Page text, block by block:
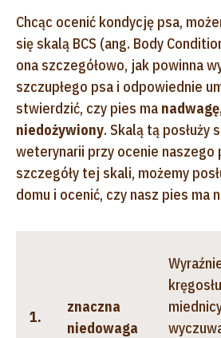
Chcąc ocenić kondycję psa,
się skalą BCS (ang. Body
ona szczegółowo, jak powinna
szczupłego psa i odpowiednie
stwierdzić, czy pies ma
niedożywiony. Skalą tą posłuży
weterynarii przy ocenie naszego
szczegóły tej skali, możemy
domu i ocenić, czy nasz pies ma
1.
znaczna
niedowaga